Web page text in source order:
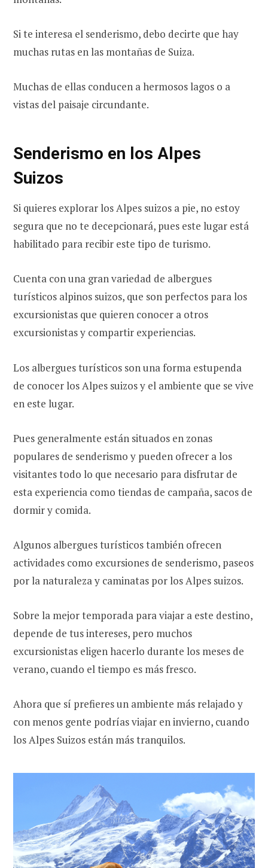
Si te interesa el senderismo, debo decirte que hay
muchas rutas en las montañas de Suiza.
Muchas de ellas conducen a hermosos lagos o a
vistas del paisaje circundante.
Senderismo en los Alpes
Suizos
Si quieres explorar los Alpes suizos a pie, no estoy
segura que no te decepcionará, pues este lugar está
habilitado para recibir este tipo de turismo.
Cuenta con una gran variedad de albergues
turísticos alpinos suizos, que son perfectos para los
excursionistas que quieren conocer a otros
excursionistas y compartir experiencias.
Los albergues turísticos son una forma estupenda
de conocer los Alpes suizos y el ambiente que se vive
en este lugar.
Pues generalmente están situados en zonas
populares de senderismo y pueden ofrecer a los
visitantes todo lo que necesario para disfrutar de
esta experiencia como tiendas de campaña, sacos de
dormir y comida.
Algunos albergues turísticos también ofrecen
actividades como excursiones de senderismo, paseos
por la naturaleza y caminatas por los Alpes suizos.
Sobre la mejor temporada para viajar a este destino,
depende de tus intereses, pero muchos
excursionistas eligen hacerlo durante los meses de
verano, cuando el tiempo es más fresco.
Ahora que sí prefieres un ambiente más relajado y
con menos gente podrías viajar en invierno, cuando
los Alpes Suizos están más tranquilos.